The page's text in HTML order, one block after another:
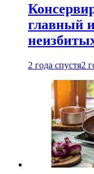
главный
2 года спустя2